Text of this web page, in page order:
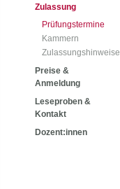
Zulassung
Prüfungstermine
Kammern
Zulassungshinweise
Preise &
Anmeldung
Leseproben &
Kontakt
Dozent:innen